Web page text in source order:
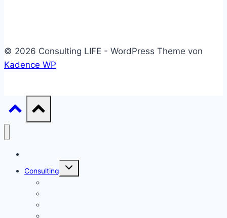
© 2026 Consulting LIFE - WordPress Theme von
Kadence WP
Consulting
Untermenü